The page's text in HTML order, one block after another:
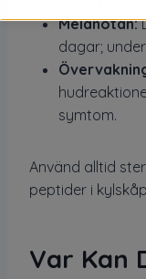
Melanotan:
dagar;
symtom.
Använd alltid
peptider i
Var Kan